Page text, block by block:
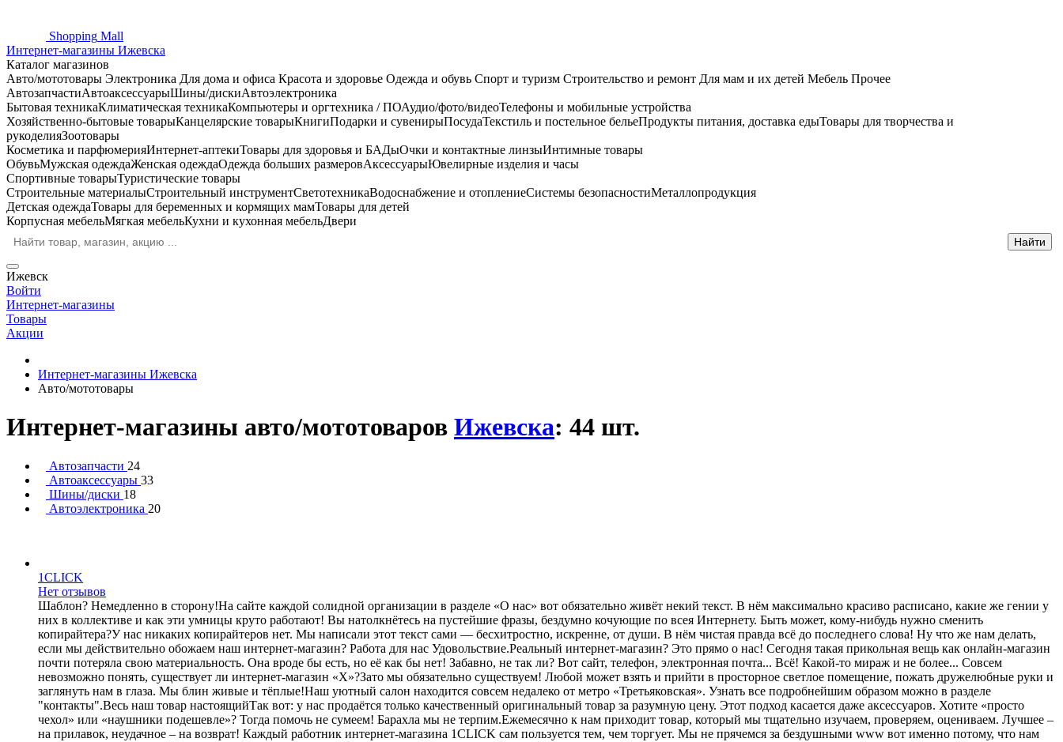
Shopping Mall
Интернет-магазины Ижевска
Каталог магазинов
Авто/мототовары Электроника Для дома и офиса Красота и здоровье Одежда и обувь Спорт и туризм Строительство и ремонт Для мам и их детей Мебель Прочее
АвтозапчастиАвтоаксессуарыШины/дискиАвтоэлектроника
Бытовая техникаКлиматическая техникаКомпьютеры и оргтехника / ПОАудио/фото/видеоТелефоны и мобильные устройства
Хозяйственно-бытовые товарыКанцелярские товарыКнигиПодарки и сувенирыПосудаТекстиль и постельное бельеПродукты питания, доставка едыТовары для творчества и
рукоделияЗоотовары
Косметика и парфюмерияИнтернет-аптекиТовары для здоровья и БАДыОчки и контактные линзыИнтимные товары
ОбувьМужская одеждаЖенская одеждаОдежда больших размеровАксессуарыЮвелирные изделия и часы
Спортивные товарыТуристические товары
Строительные материалыСтроительный инструментСветотехникаВодоснабжение и отоплениеСистемы безопасностиМеталлопродукция
Детская одеждаТовары для беременных и кормящих мамТовары для детей
Корпусная мебельМягкая мебельКухни и кухонная мебельДвери
Ижевск
Войти
Интернет-магазины
Товары
Акции
Интернет-магазины Ижевска
Авто/мототовары
Интернет-магазины авто/мототоваров Ижевска: 44 шт.
Автозапчасти 24
Автоаксессуары 33
Шины/диски 18
Автоэлектроника 20
1CLICK
Нет отзывов
Шаблон? Немедленно в сторону!На сайте каждой солидной организации в разделе «О нас» вот обязательно живёт некий текст. В нём максимально красиво расписано, какие же гении у
них в коллективе и как эти умницы круто работают! Вы натолкнётесь на пустейшие фразы, бездумно кочующие по всея Интернету. Быть может, кому-нибудь нужно сменить
копирайтера?У нас никаких копирайтеров нет. Мы написали этот текст сами — бесхитростно, искренне, от души. В нём чистая правда всё до последнего слова! Ну что же нам делать,
если мы действительно обожаем наш интернет-магазин? Работа для нас Удовольствие.Реальный интернет-магазин? Это прямо о нас! Сегодня такая прикольная вещь как онлайн-магазин
почти потеряла свою материальность. Она вроде бы есть, но её как бы нет! Забавно, не так ли? Вот сайт, телефон, электронная почта... Всё! Какой-то мираж и не более... Совсем
невозможно понять, существует ли интернет-магазин «Х»?Зато мы обязательно существуем! Любой может взять и прийти в просторное светлое помещение, пожать дружелюбные руки и
заглянуть нам в глаза. Мы блин живые и тёплые!Наш уютный салон находится совсем недалеко от метро «Третьяковская». Узнать все подробнейшим образом можно в разделе
"контакты".Весь наш товар настоящийТак вот: у нас продаётся только качественный оригинальный товар за разумную цену. Этот подход касается даже аксессуаров. Хотите «просто
чехол» или «наушники подешевле»? Тогда помочь не сумеем! Барахла мы не терпим.Ежемесячно к нам приходит товар, который мы тщательно изучаем, проверяем, оцениваем. Лучшее –
на прилавок, неудачное – на возврат! Каждый работник интернет-магазина 1CLICK сам пользуется тем, чем торгует. Мы не прячемся за бездушными www вот именно потому, что нам